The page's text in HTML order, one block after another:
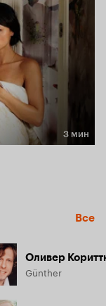
3 мин
Все
Оливер
Günther